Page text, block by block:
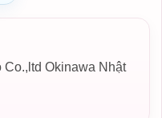
Co.,ltd Okinawa Nhật